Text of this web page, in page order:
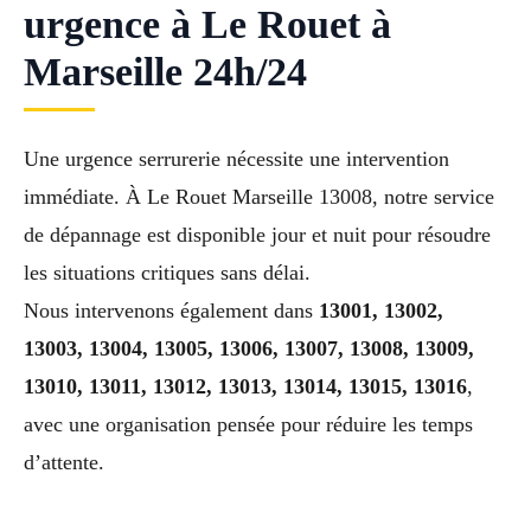
urgence à Le Rouet à
Marseille 24h/24
Une urgence serrurerie nécessite une intervention
immédiate. À Le Rouet Marseille 13008, notre service
de dépannage est disponible jour et nuit pour résoudre
les situations critiques sans délai.
Nous intervenons également dans 13001, 13002,
13003, 13004, 13005, 13006, 13007, 13008, 13009,
13010, 13011, 13012, 13013, 13014, 13015, 13016,
avec une organisation pensée pour réduire les temps
d’attente.